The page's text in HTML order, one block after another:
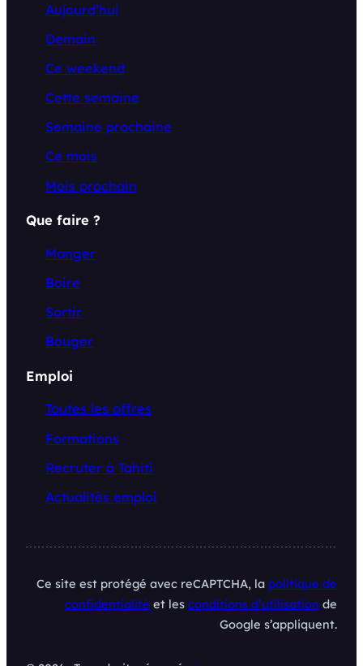
Aujourd’hui
Demain
Ce weekend
Cette semaine
Semaine prochaine
Ce mois
Mois prochain
Que faire ?
Manger
Boire
Sortir
Bouger
Emploi
Toutes les offres
Formations
Recruter à Tahiti
Actualités emploi
Ce site est protégé avec reCAPTCHA, la politique de
confidentialité et les conditions d’utilisation de
Google s’appliquent.